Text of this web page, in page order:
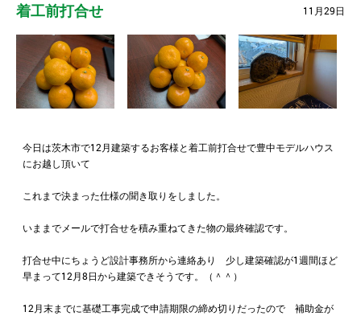
着工前打合せ 11月29日
今日は茨木市で12月建築するお客様と着工前打合せで豊中モデルハウス
にお越し頂いて
これまで決まった仕様の聞き取りをしました。
いままでメールで打合せを積み重ねてきた物の最終確認です。
打合せ中にちょうど設計事務所から連絡あり 少し建築確認が1週間ほど
早まって12月8日から建築できそうです。（＾＾）
12月末までに基礎工事完成で申請期限の締め切りだったので 補助金が